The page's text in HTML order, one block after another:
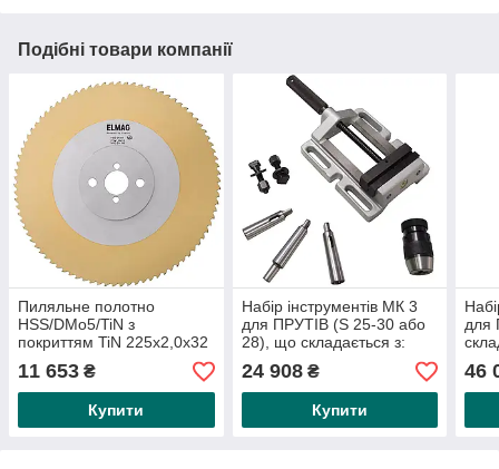
Подібні товари компанії
Пиляльне полотно
HSS/DMo5/TiN з
покриттям TiN 225x2,0x32
мм T3 220 зубців
11 653 ₴
Купити
Набір інструментів МК 3
для ПРУТІВ (S 25-30 або
28), що складається з:
лещат шириною губок 120
мм, 2 затискних
24 908₴
Купити
для
46